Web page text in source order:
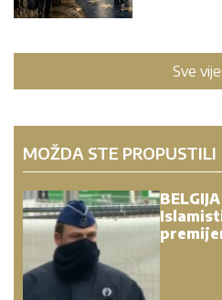
Sve
MOŽDA STE PROPUSTILI